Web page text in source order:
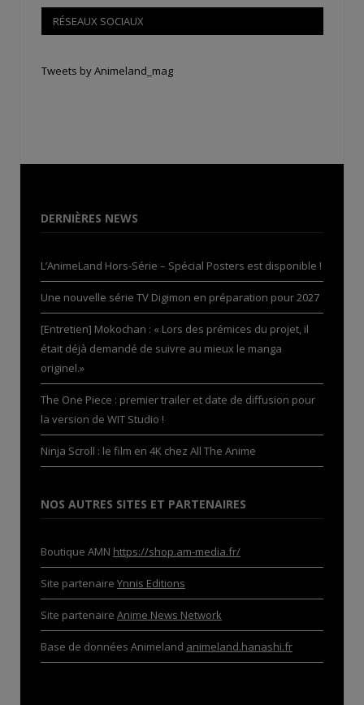
RÉSEAUX SOCIAUX
Tweets by Animeland_mag
DERNIÈRES NEWS
L’AnimeLand Hors-Série – Spécial Posters est disponible !
Une nouvelle série TV Digimon en préparation pour 2027
[Entretien] Mokochan : « Lors des prémices du projet, il
était déjà demandé de suivre au mieux le manga
originel.»
The One Piece : premier trailer et date de diffusion pour
la version de WIT Studio !
Ninja Scroll : le film en 4K chez All The Anime
NOS AUTRES SITES ET PARTENAIRES
Boutique AMN https://shop.am-media.fr/
Site partenaire Ynnis Editions
Site partenaire Anime News Network
Base de données Animeland animeland.hanashi.fr